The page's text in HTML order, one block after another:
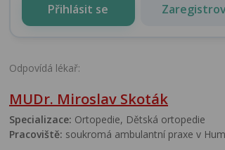
Přihlásit se
Odpovídá lékař:
MUDr. Miroslav Skoták
Specializace: Ortopedie, Dětská ortopedie
Pracoviště: soukromá ambulantní praxe v